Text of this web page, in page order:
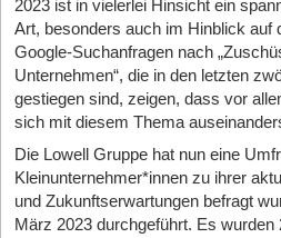
2023 ist in vielerlei Hinsicht ein
Art, besonders auch im Hinblick auf
Google-Suchanfragen nach
Unternehmen“, die in den letzten
gestiegen sind, zeigen, dass vor
sich mit diesem Thema
Die Lowell Gruppe hat nun eine
Kleinunternehmer*innen zu ihrer
und Zukunftserwartungen befragt
März 2023 durchgeführt. Es